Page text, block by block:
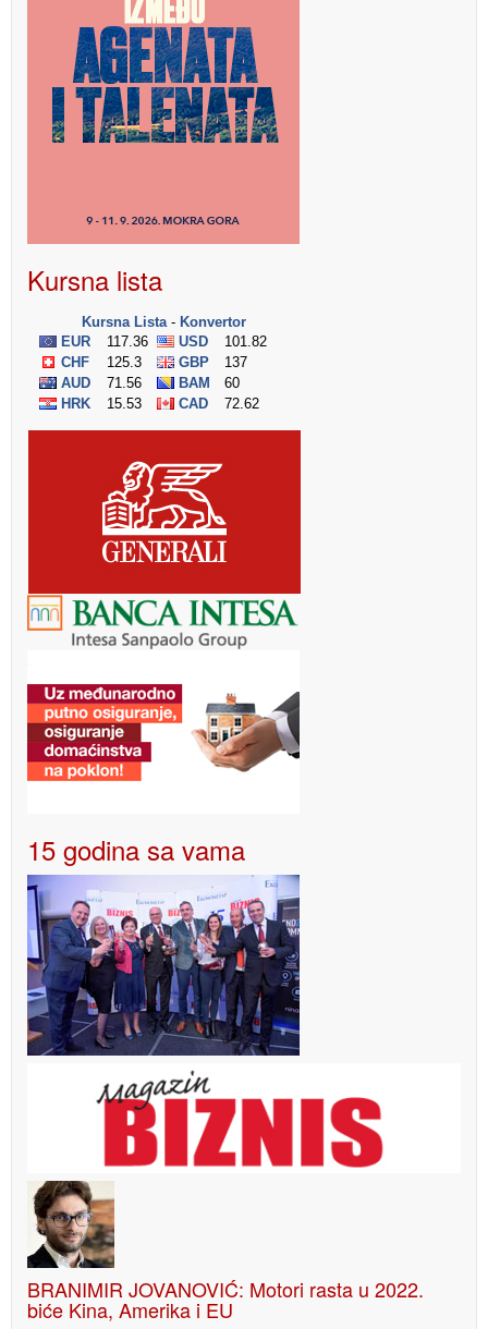
Kursna lista
15 godina sa vama
BRANIMIR JOVANOVIĆ: Motori rasta u 2022.
biće Kina, Amerika i EU